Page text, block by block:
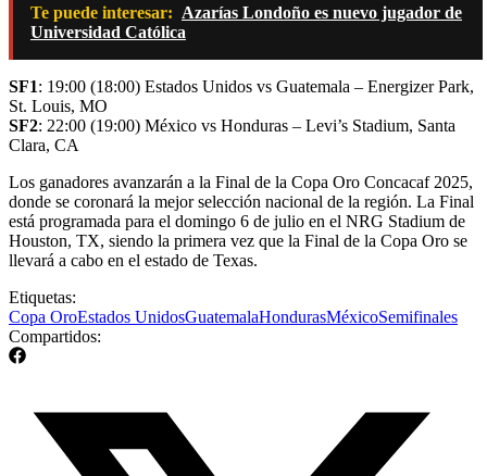
Te puede interesar: Azarías Londoño es nuevo jugador de
Universidad Católica
SF1: 19:00 (18:00) Estados Unidos vs Guatemala – Energizer Park,
St. Louis, MO
SF2: 22:00 (19:00) México vs Honduras – Levi’s Stadium, Santa
Clara, CA
Los ganadores avanzarán a la Final de la Copa Oro Concacaf 2025,
donde se coronará la mejor selección nacional de la región. La Final
está programada para el domingo 6 de julio en el NRG Stadium de
Houston, TX, siendo la primera vez que la Final de la Copa Oro se
llevará a cabo en el estado de Texas.
Etiquetas:
Copa OroEstados UnidosGuatemalaHondurasMéxicoSemifinales
Compartidos: